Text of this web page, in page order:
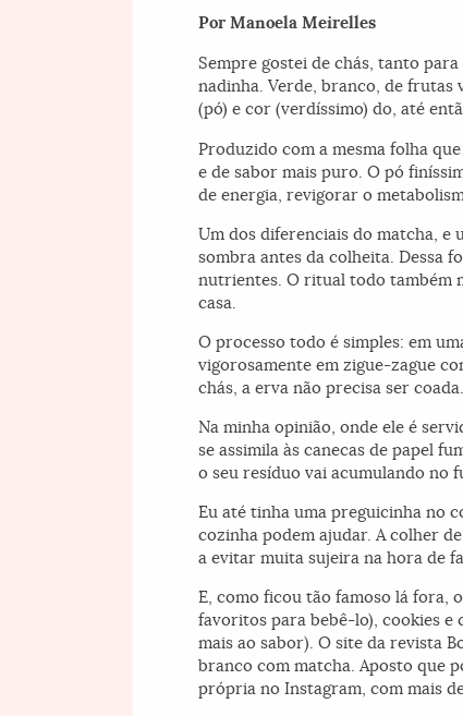
Por Manoela Meirelles
Sempre gostei de chás, tanto
nadinha. Verde, branco, de frutas
(pó) e cor (verdíssimo) do, até
Produzido com a mesma folha
e de sabor mais puro. O pó
de energia, revigorar o
Um dos diferenciais do matcha, e
sombra antes da colheita. Dessa
nutrientes. O ritual todo também
casa.
O processo todo é simples: em
vigorosamente em zigue-zague
chás, a erva não precisa ser coada.
Na minha opinião, onde ele é
se assimila às canecas de papel
o seu resíduo vai acumulando no
Eu até tinha uma preguicinha no
cozinha podem ajudar. A colher
a evitar muita sujeira na hora de
E, como ficou tão famoso lá fora,
favoritos para bebê-lo), cookies e
mais ao sabor). O site da revista
branco com matcha. Aposto que
própria no Instagram, com mais